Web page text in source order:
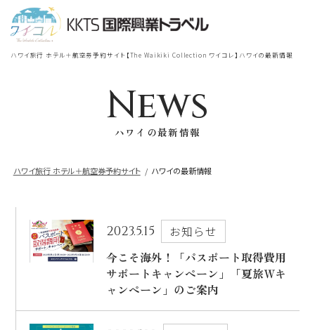
ハワイ旅行 ホテル＋航空券予約サイト【The Waikiki Collection ワイコレ】ハワイの最新情報
News
ハワイの最新情報
ハワイ旅行 ホテル＋航空券予約サイト ハワイの最新情報
2023.5.15
お知らせ
今こそ海外！「パスポート取得費用
サポートキャンペーン」「夏旅Ｗキ
ャンペーン」のご案内
TOP
ロイヤルハワイアン ラグジュアリー
ウェスティンリゾート&スパ
シェラトン・プリンセスカイウラニ・ワイ
キキ・ビーチ
宿泊 ＋ 航空券
帰国の到着地が違うお客様
座席クラス